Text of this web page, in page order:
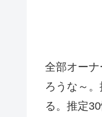
全部オー
ろうな～
る。推定